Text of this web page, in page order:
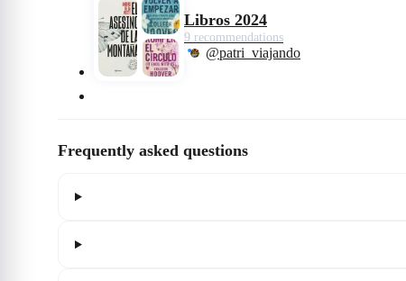
Libros 2024
9 recommendations
@patri_viajando
Frequently asked questions